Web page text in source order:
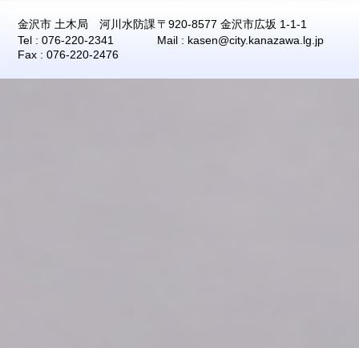
金沢市 土木局 河川水防課 〒920-8577 金沢市広坂 1-1-1
Tel : 076-220-2341
Mail : kasen@city.kanazawa.lg.jp
Fax : 076-220-2476